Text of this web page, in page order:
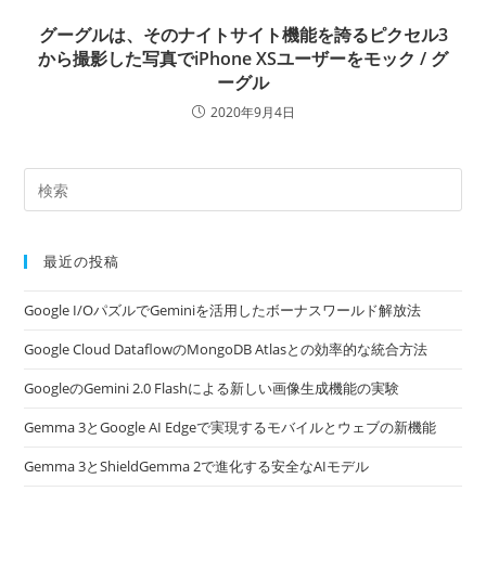
グーグルは、そのナイトサイト機能を誇るピクセル3
から撮影した写真でiPhone XSユーザーをモック / グ
ーグル
2020年9月4日
最近の投稿
Google I/OパズルでGeminiを活用したボーナスワールド解放法
Google Cloud DataflowのMongoDB Atlasとの効率的な統合方法
GoogleのGemini 2.0 Flashによる新しい画像生成機能の実験
Gemma 3とGoogle AI Edgeで実現するモバイルとウェブの新機能
Gemma 3とShieldGemma 2で進化する安全なAIモデル